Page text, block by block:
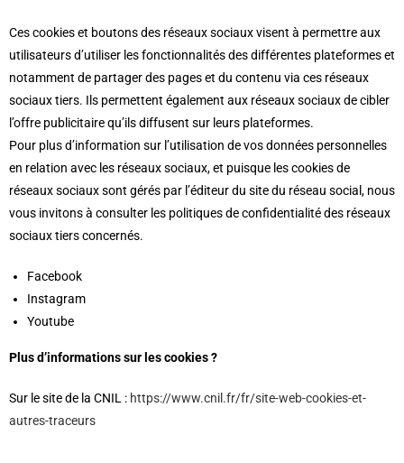
Ces cookies et boutons des réseaux sociaux visent à permettre aux
utilisateurs d’utiliser les fonctionnalités des différentes plateformes et
notamment de partager des pages et du contenu via ces réseaux
sociaux tiers. Ils permettent également aux réseaux sociaux de cibler
l’offre publicitaire qu’ils diffusent sur leurs plateformes.
Pour plus d’information sur l’utilisation de vos données personnelles
en relation avec les réseaux sociaux, et puisque les cookies de
réseaux sociaux sont gérés par l’éditeur du site du réseau social, nous
vous invitons à consulter les politiques de confidentialité des réseaux
sociaux tiers concernés.
Facebook
Instagram
Youtube
Plus d’informations sur les cookies ?
Sur le site de la CNIL : https://www.cnil.fr/fr/site-web-cookies-et-
autres-traceurs